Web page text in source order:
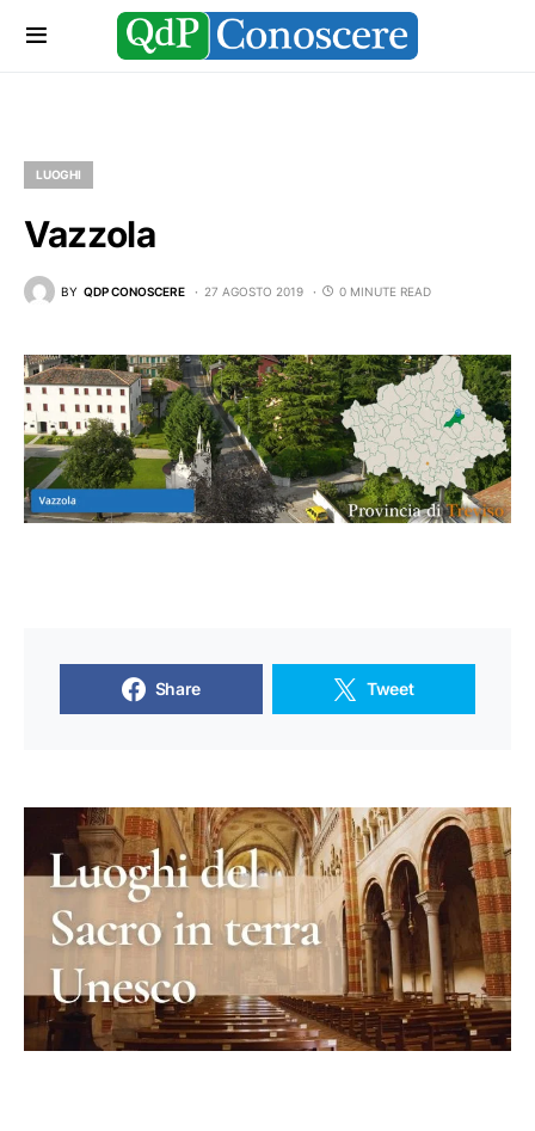
LUOGHI
Vazzola
BY QDP CONOSCERE 27 AGOSTO 2019 0 MINUTE READ
Share Tweet